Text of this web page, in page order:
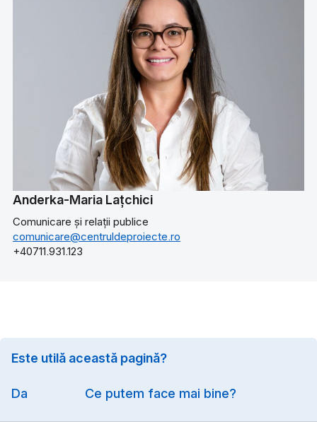
Anderka-Maria Lațchici
Comunicare și relații publice
comunicare@centruldeproiecte.ro
+40711.931.123
Este utilă această pagină?
Da Ce putem face mai bine?